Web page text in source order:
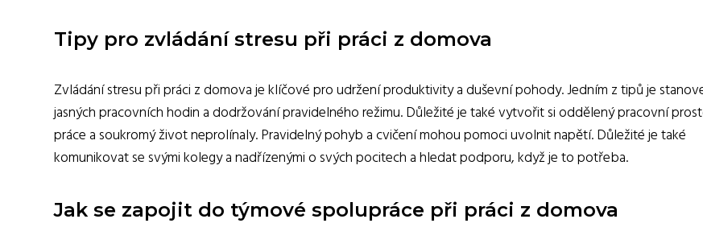
Tipy pro zvládání stresu při práci z domova
Zvládání stresu při práci z domova je klíčové pro udržení produktivity a duševní pohody. Jedním z tipů je
jasných pracovních hodin a dodržování pravidelného režimu. Důležité je také vytvořit si oddělený pracovní
práce a soukromý život neprolínaly. Pravidelný pohyb a cvičení mohou pomoci uvolnit napětí. Důležité je také
komunikovat se svými kolegy a nadřízenými o svých pocitech a hledat podporu, když je to potřeba.
Jak se zapojit do týmové spolupráce při práci z domova